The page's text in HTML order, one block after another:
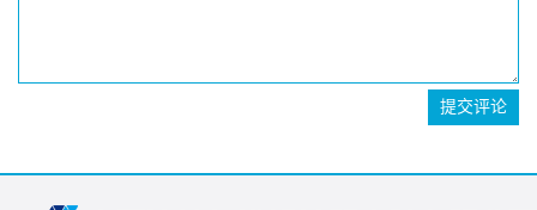
提交评论